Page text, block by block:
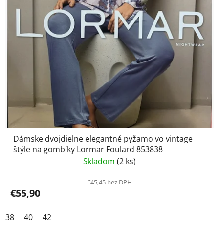
Dámske dvojdielne elegantné pyžamo vo vintage
štýle na gombíky Lormar Foulard 853838
Skladom (2 ks)
€45,45 bez DPH
€55,90
38 40 42